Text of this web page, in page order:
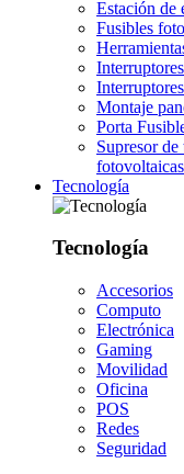
Estación de
Fusibles
Montaje
Porta
Supresor
fotovoltaicas
Tecnología
Tecnología
Accesorios
Computo
Electrónica
Gaming
Movilidad
Oficina
POS
Redes
Seguridad